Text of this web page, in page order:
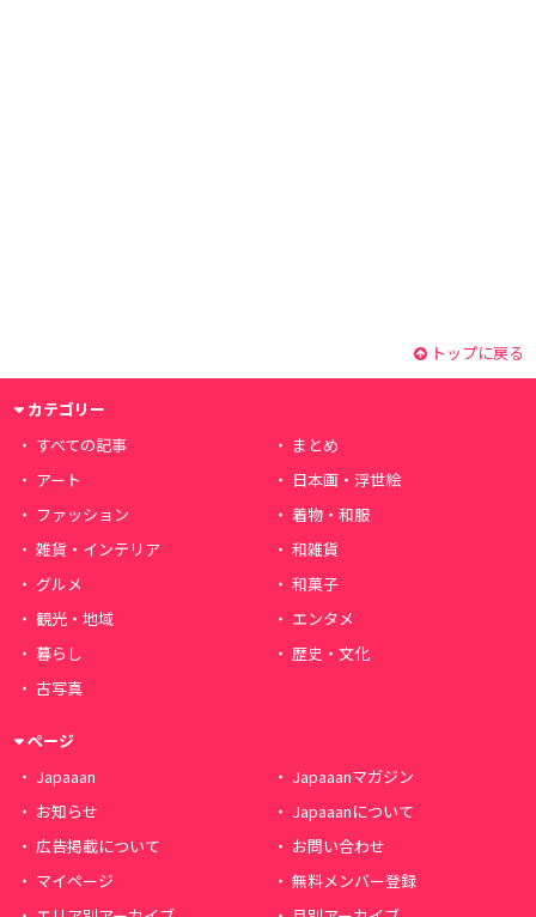
トップに戻る
カテゴリー
すべての記事
まとめ
アート
日本画・浮世絵
ファッション
着物・和服
雑貨・インテリア
和雑貨
グルメ
和菓子
観光・地域
エンタメ
暮らし
歴史・文化
古写真
ページ
Japaaan
Japaaanマガジン
お知らせ
Japaaanについて
広告掲載について
お問い合わせ
マイページ
無料メンバー登録